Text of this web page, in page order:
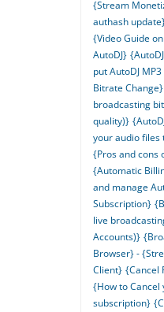
{Stream
authash
{Video Guide
AutoDJ}
put AutoDJ
Bitrate
broadcasting
quality)}
your audio files
{Pros and cons
{Automatic
and manage
Subscription}
live
Accounts)}
Browser} -
Client} {Cancel
{How to Cancel
subscription}